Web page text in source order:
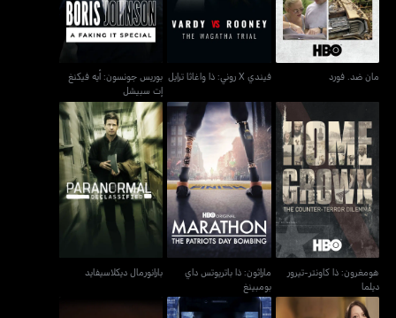
مان ضد. فورد فيندي X روني: ذا واغاثا ترايل
بوريس جونسون: أيه فيكنغ
إت سبيشل
هومغرون: ذا كاونتر-تيرور
ديلما
هومغرون: ذا كاونتر-تيرور
ديلما
ماراثون: ذا باتريوتس داي
بومبينغ
ماراثون: ذا باتريوتس داي
بومبينغ
بارانورمال ديكلاسيفايد
بارانورمال ديكلاسيفايد